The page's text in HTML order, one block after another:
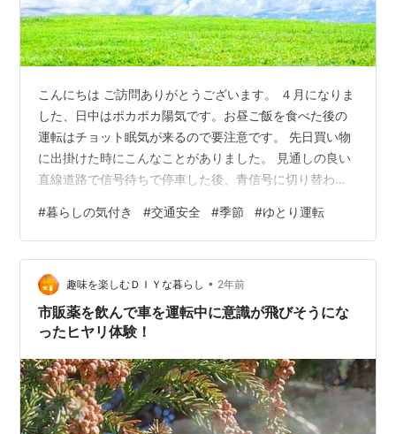
こんにちは ご訪問ありがとうございます。 ４月になりま
した、日中はポカポカ陽気です。お昼ご飯を食べた後の
運転はチョット眠気が来るので要注意です。 先日買い物
に出掛けた時にこんなことがありました。 見通しの良い
直線道路で信号待ちで停車した後、青信号に切り替わっ
でした。 アレ？どうしたかな発進しないな～思ったんで
すが、その時は多分スマホでも見ていて、信号が切り替
わったのに気が付かなかったんだろうと思い、ちゃんと
前を見ててね～と別に急いでいる分けでもないので余裕
の気持ちでした。 ところが走り出したその車が凄く遅い
んですね～せめて制限速度で走って欲しい…
#暮らしの気付き #交通安全 #季節 #ゆとり運転
趣味を楽しむＤＩＹな暮らし • 2年前
市販薬を飲んで車を運転中に意識が飛びそうにな
ったヒヤリ体験！